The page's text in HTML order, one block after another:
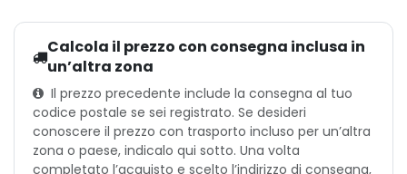
Calcola il prezzo con consegna inclusa in
un’altra zona
Il prezzo precedente include la consegna al tuo
codice postale se sei registrato. Se desideri
conoscere il prezzo con trasporto incluso per un’altra
zona o paese, indicalo qui sotto. Una volta
completato l’acquisto e scelto l’indirizzo di consegna,